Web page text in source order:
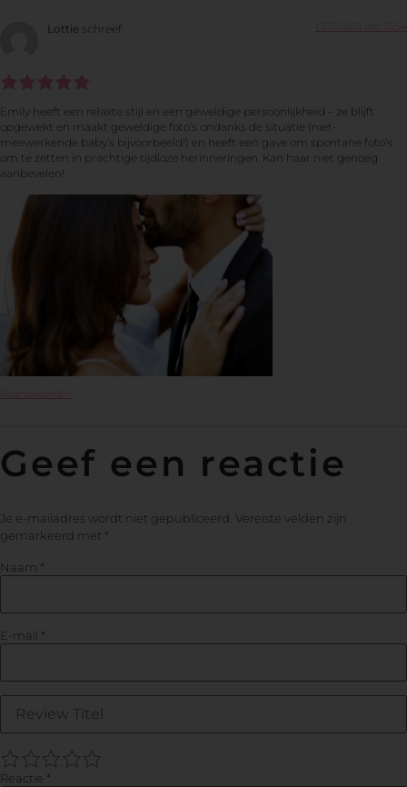
Lottie schreef:
Emily heeft een relaxte stijl en een geweldige persoonlijkheid – ze blijft
opgewekt en maakt geweldige foto’s ondanks de situatie (niet-
meewerkende baby’s bijvoorbeeld!) en heeft een gave om spontane foto’s
om te zetten in prachtige tijdloze herinneringen. Kan haar niet genoeg
aanbevelen!
Beantwoorden
Geef een reactie
Je e-mailadres wordt niet gepubliceerd. Vereiste velden zijn
gemarkeerd met *
Naam *
E-mail *
5
4
3
2
Reactie *